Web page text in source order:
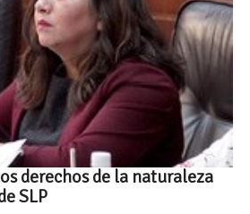
derechos de la naturaleza
SLP